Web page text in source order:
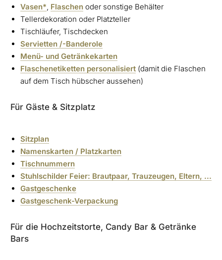
Vasen*, Flaschen oder sonstige Behälter
Tellerdekoration oder Platzteller
Tischläufer, Tischdecken
Servietten /-Banderole
Menü- und Getränkekarten
Flaschenetiketten personalisiert (damit die Flaschen
auf dem Tisch hübscher aussehen)
Für Gäste & Sitzplatz
Sitzplan
Namenskarten / Platzkarten
Tischnummern
Stuhlschilder Feier: Brautpaar, Trauzeugen, Eltern, ...
Gastgeschenke
Gastgeschenk-Verpackung
Für die Hochzeitstorte, Candy Bar & Getränke
Bars